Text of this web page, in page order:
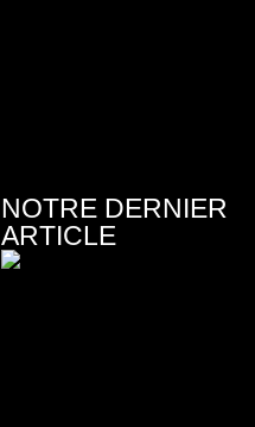
NOTRE DERNIER
ARTICLE